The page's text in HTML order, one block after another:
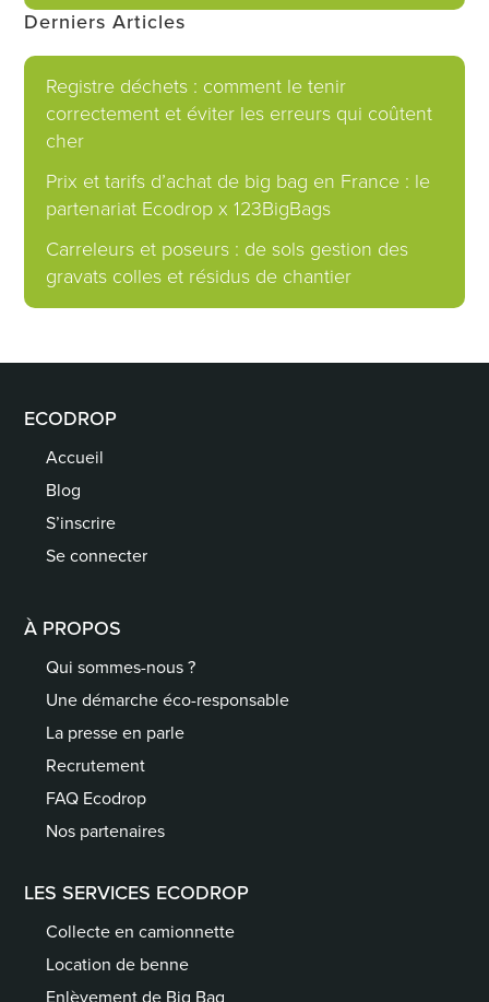
Derniers Articles
Registre déchets : comment le tenir
correctement et éviter les erreurs qui coûtent
cher
Prix et tarifs d’achat de big bag en France : le
partenariat Ecodrop x 123BigBags
Carreleurs et poseurs : de sols gestion des
gravats colles et résidus de chantier
ECODROP
Accueil
Blog
S’inscrire
Se connecter
À PROPOS
Qui sommes-nous ?
Une démarche éco-responsable
La presse en parle
Recrutement
FAQ Ecodrop
Nos partenaires
LES SERVICES ECODROP
Collecte en camionnette
Location de benne
Enlèvement de Big Bag